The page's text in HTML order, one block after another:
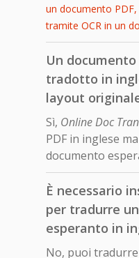
un documento PDF,
tramite OCR in un
Un
tradotto in
layout
Sì, Online Doc
PDF in inglese
documento
È necessario
per tradurre
esperanto in
No, puoi